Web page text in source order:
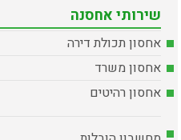
שירותי אחסנה
אחסון תכולת דירה
אחסון משרד
אחסון רהיטים